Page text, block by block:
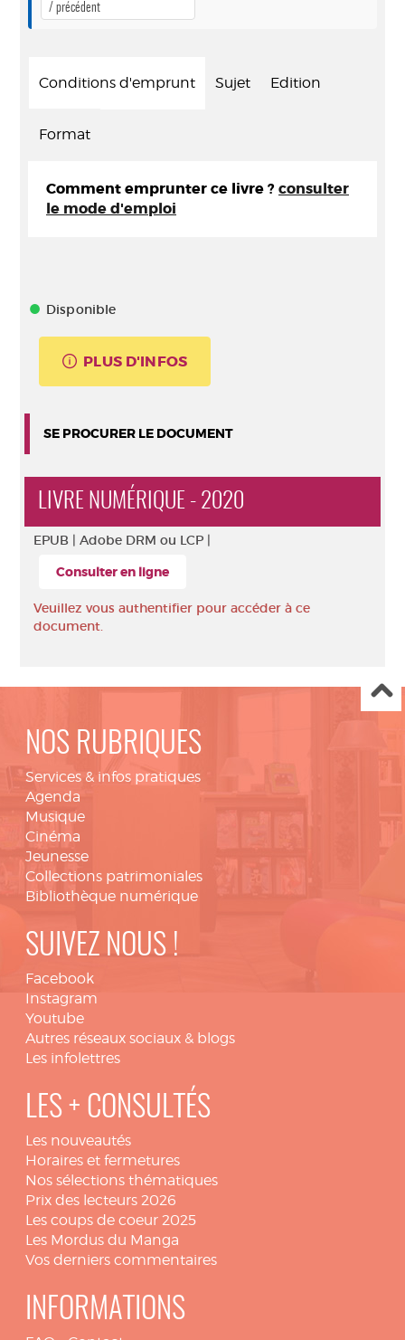
/ précédent
Conditions d'emprunt Sujet Edition
Format
Comment emprunter ce livre ? consulter
le mode d'emploi
Disponible
PLUS D'INFOS
SE PROCURER LE DOCUMENT
LIVRE NUMÉRIQUE - 2020
EPUB | Adobe DRM ou LCP |
Consulter en ligne
Veuillez vous authentifier pour accéder à ce
document.
NOS RUBRIQUES
Services & infos pratiques
Agenda
Musique
Cinéma
Jeunesse
Collections patrimoniales
Bibliothèque numérique
SUIVEZ NOUS !
Facebook
Instagram
Youtube
Autres réseaux sociaux & blogs
Les infolettres
LES + CONSULTÉS
Les nouveautés
Horaires et fermetures
Nos sélections thématiques
Prix des lecteurs 2026
Les coups de coeur 2025
Les Mordus du Manga
Vos derniers commentaires
INFORMATIONS